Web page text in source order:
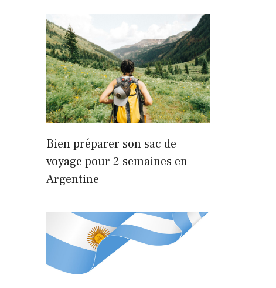
Bien préparer son sac de
voyage pour 2 semaines en
Argentine